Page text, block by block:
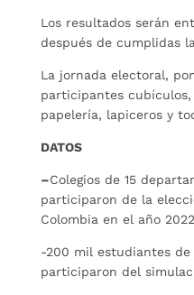
Los resultados serán
después de cumplidas
La jornada electoral,
participantes
papelería, lapiceros y
DATOS
–Colegios de 15
participaron de la
Colombia en el año
-200 mil estudiantes
participaron del